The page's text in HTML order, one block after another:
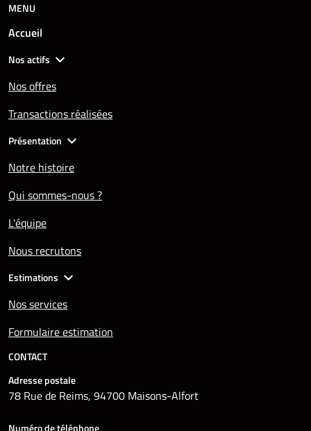
MENU
Accueil
Nos actifs
Nos offres
Transactions réalisées
Présentation
Notre histoire
Qui sommes-nous ?
L'équipe
Nous recrutons
Estimations
Nos services
Formulaire estimation
CONTACT
Adresse postale
78 Rue de Reims, 94700 Maisons-Alfort
Numéro de téléphone